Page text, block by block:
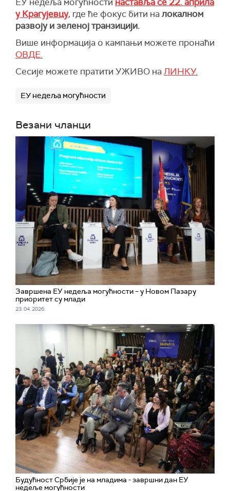
у Крагујевцу, где ће фокус бити налокалном
развоју и зеленој транзицији.
Више информација о кампањи можете пронаћи
ОВДЕ.
Сесије можете пратити УЖИВО наЛИНКУ.
ЕУ недеља могућности
Везани чланци
Завршена ЕУ недеља могућности – у Новом Пазару
приоритет су млади
23. 04. 2026.
Будућност Србије је на младима - завршни дан ЕУ
недеље могућности